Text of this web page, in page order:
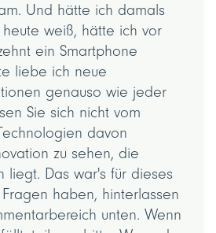
Und hätte ich damals
weiß, hätte ich vor
ein Smartphone
liebe ich neue
genauso wie jeder
Sie sich nicht vom
davon
zu sehen, die
liegt. Das war's für dieses
haben, hinterlassen
unten. Wenn